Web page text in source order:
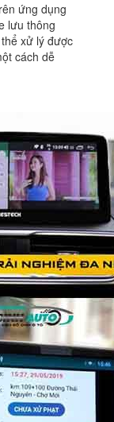
ứng dụng
lưu thông
xử lý được
cách dễ